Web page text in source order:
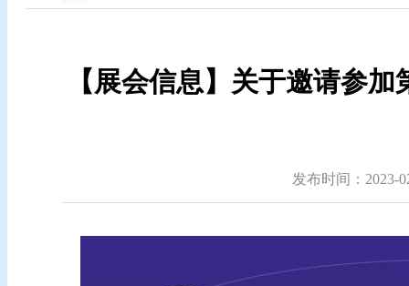
【展会信息】关于邀请参
发布时间：2023-